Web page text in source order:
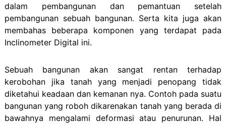
dalam pembangunan dan pemantuan setelah
pembangunan sebuah bangunan. Serta kita juga akan
membahas beberapa komponen yang terdapat pada
Inclinometer Digital ini.
Sebuah bangunan akan sangat rentan terhadap
kerobohan jika tanah yang menjadi penopang tidak
diketahui keadaan dan kemanan nya. Contoh pada suatu
bangunan yang roboh dikarenakan tanah yang berada di
bawahnya mengalami deformasi atau penurunan. Hal